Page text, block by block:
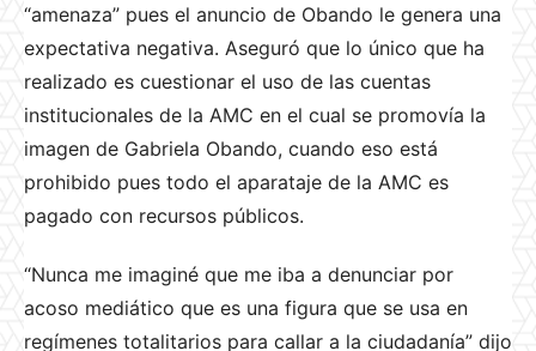
“amenaza” pues el anuncio de Obando le genera una
expectativa negativa. Aseguró que lo único que ha
realizado es cuestionar el uso de las cuentas
institucionales de la AMC en el cual se promovía la
imagen de Gabriela Obando, cuando eso está
prohibido pues todo el aparataje de la AMC es
pagado con recursos públicos.
“Nunca me imaginé que me iba a denunciar por
acoso mediático que es una figura que se usa en
regímenes totalitarios para callar a la ciudadanía” dijo